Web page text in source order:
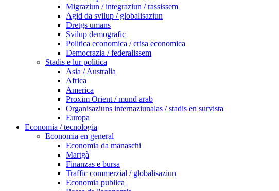
Migraziun / integraziun / rassissem
Agid da svilup / globalisaziun
Dretgs umans
Svilup demografic
Politica economica / crisa economica
Democrazia / federalissem
Stadis e lur politica
Asia / Australia
Africa
America
Proxim Orient / mund arab
Organisaziuns internaziunalas / stadis en survista
Europa
Economia / tecnologia
Economia en general
Economia da manaschi
Martgà
Finanzas e bursa
Traffic commerzial / globalisaziun
Economia publica